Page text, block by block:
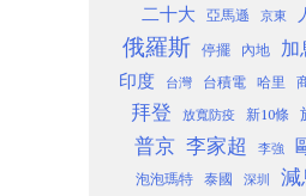
二十大 亞馬遜 京東
俄羅斯 停擺 內地 加
印度
台灣 台積電 哈里
拜登 放寬防疫 新10條
普京 李家超 李強
泡泡瑪特 泰國 深圳 減